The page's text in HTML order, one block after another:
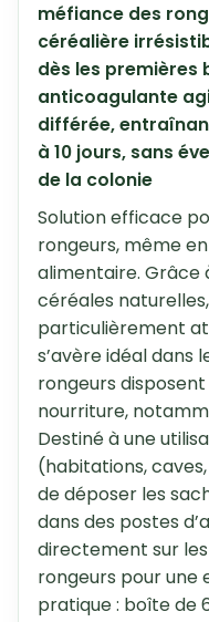
méfiance des
céréalière
dès les premières
anticoagulante
différée,
à 10 jours, sans
de la colonie
Solution efficace
rongeurs, même
alimentaire. Grâce
céréales
particulièrement
s’avère idéal dans
rongeurs
nourriture,
Destiné à une
(habitations,
de déposer les
dans des postes
directement sur
rongeurs pour
pratique : boîte de